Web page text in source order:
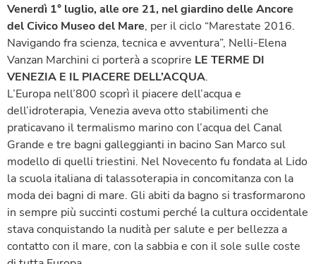
Venerdì 1° luglio, alle ore 21, nel giardino delle Ancore
del Civico Museo del Mare, per il ciclo “Marestate 2016.
Navigando fra scienza, tecnica e avventura”, Nelli-Elena
Vanzan Marchini ci porterà a scoprire LE TERME DI
VENEZIA E IL PIACERE DELL’ACQUA.
L’Europa nell’800 scoprì il piacere dell’acqua e
dell’idroterapia, Venezia aveva otto stabilimenti che
praticavano il termalismo marino con l’acqua del Canal
Grande e tre bagni galleggianti in bacino San Marco sul
modello di quelli triestini. Nel Novecento fu fondata al Lido
la scuola italiana di talassoterapia in concomitanza con la
moda dei bagni di mare. Gli abiti da bagno si trasformarono
in sempre più succinti costumi perché la cultura occidentale
stava conquistando la nudità per salute e per bellezza a
contatto con il mare, con la sabbia e con il sole sulle coste